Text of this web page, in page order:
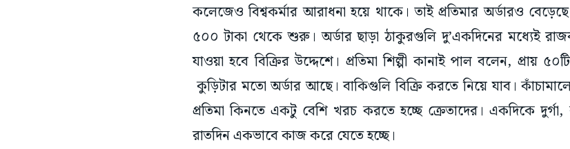
কলেজেও বিশ্বকর্মার আরাধনা হয়ে থাকে। তাই প্রতিমার অর্ডারও
৫০০ টাকা থেকে শুরু। অর্ডার ছাড়া ঠাকুরগুলি দু’একদিনের মধ্যেই
যাওয়া হবে বিক্রির উদ্দেশে। প্রতিমা শিল্পী কানাই পাল বলেন, প্রায়
কুড়িটার মতো অর্ডার আছে। বাকিগুলি বিক্রি করতে নিয়ে যাব।
প্রতিমা কিনতে একটু বেশি খরচ করতে হচ্ছে ক্রেতাদের। একদিকে দুর্গা,
রাতদিন একভাবে কাজ করে যেতে হচ্ছে।